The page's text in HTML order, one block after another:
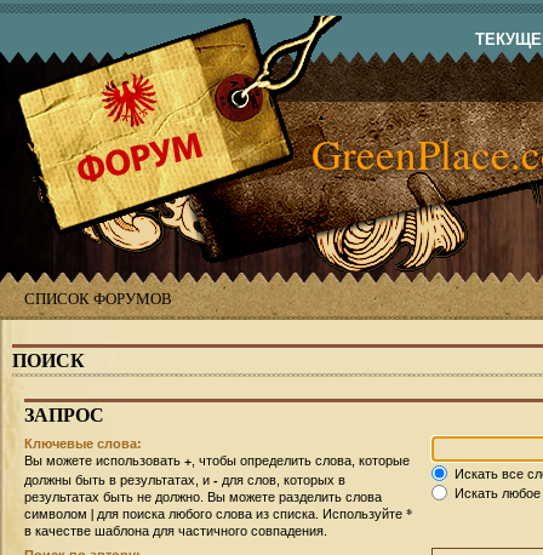
СПИСОК ФОРУМОВ
ПОИСК
ЗАПРОС
Ключевые слова:
Вы можете использовать + , чтобы определить слова, которые
должны быть в результатах, и - для слов, которых в
результатах быть не должно. Вы можете разделить слова
символом | для поиска любого слова из списка. Используйте *
в качестве шаблона для частичного совпадения.
Искать все
Искать